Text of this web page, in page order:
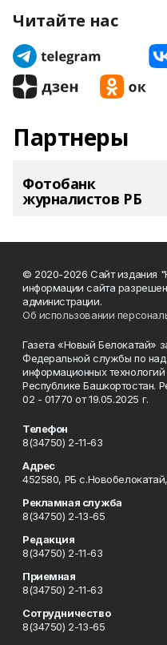
Читайте нас
Партнеры
Фотобанк
журналистов РБ
© 2020-2026 Сайт издания
информации сайта
администрации.
Об использовании
Газета «Новый Белокатай»
Федеральной службы по
информационных
Республике Башкортостан.
02 - 01770 от 19.05.2025 г.
Телефон
8(34750) 2-11-63
Адрес
452580, РБ
Рекламная служба
8(34750) 2-13-65
Редакция
8(34750) 2-11-63
Приемная
8(34750) 2-11-63
Сотрудничество
8(34750) 2-13-65